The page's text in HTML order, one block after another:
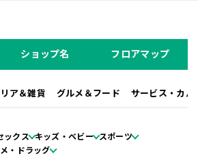
ショップ名 フロアマップ
ア＆雑貨 グルメ＆フード サービス・カル
ックス キッズ・ベビー スポーツ
・ドラッグ